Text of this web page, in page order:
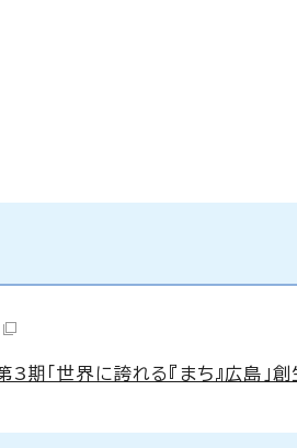
世界に誇れる『まち』広島」創